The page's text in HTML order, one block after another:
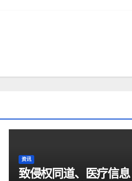
资讯
致侵权同道、医疗信息